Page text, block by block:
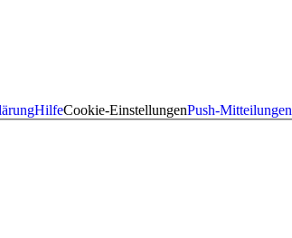
HilfeCookie-EinstellungenPush-Mitteilungen